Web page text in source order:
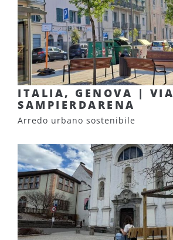
ITALIA, GENOVA | VIA
SAMPIERDARENA
Arredo urbano sostenibile